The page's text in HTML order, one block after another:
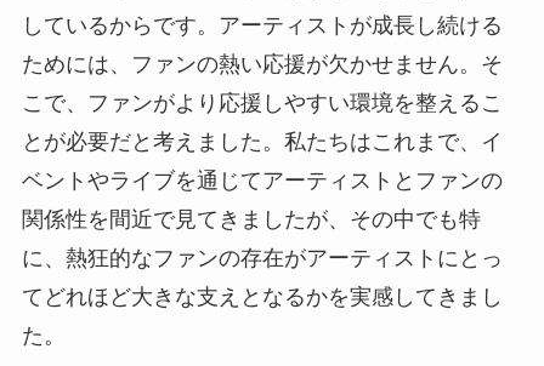
しているからです。アーティストが成長し続ける
ためには、ファンの熱い応援が欠かせません。そ
こで、ファンがより応援しやすい環境を整えるこ
とが必要だと考えました。私たちはこれまで、イ
ベントやライブを通じてアーティストとファンの
関係性を間近で見てきましたが、その中でも特
に、熱狂的なファンの存在がアーティストにとっ
てどれほど大きな支えとなるかを実感してきまし
た。